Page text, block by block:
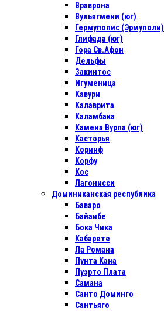
Враврона
Вульягмени (юг)
Гермуполис (Эрмуполи)
Глифада (юг)
Гора Св.Афон
Дельфы
Закинтос
Игуменица
Кавури
Калаврита
Каламбака
Камена Вурла (юг)
Касторья
Коринф
Корфу
Кос
Лагонисси
Доминиканская республика
Баваро
Байаибе
Бока Чика
Кабарете
Ла Романа
Пунта Кана
Пуэрто Плата
Самана
Санто Доминго
Сантьяго